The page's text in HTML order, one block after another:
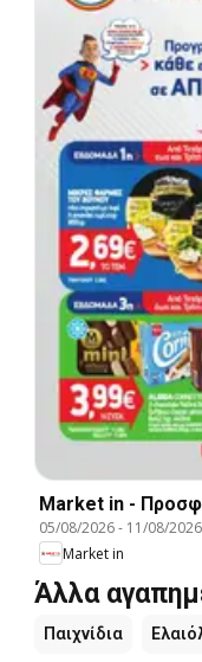
Market in -
05/08/2026- 11/08/2026
Market in
Άλλα
Παιχνίδια